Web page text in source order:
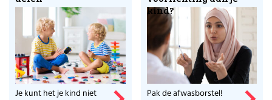
Je kunt het je kind niet
kind?
Pak de afwasborstel!